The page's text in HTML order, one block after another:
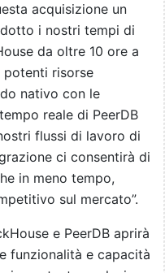
acquisizione un
i nostri tempi di
da oltre 10 ore a
potenti risorse
nativo con le
reale di PeerDB
flussi di lavoro di
ci consentirà di
in meno tempo,
sul mercato”.
e PeerDB aprirà
funzionalità e capacità